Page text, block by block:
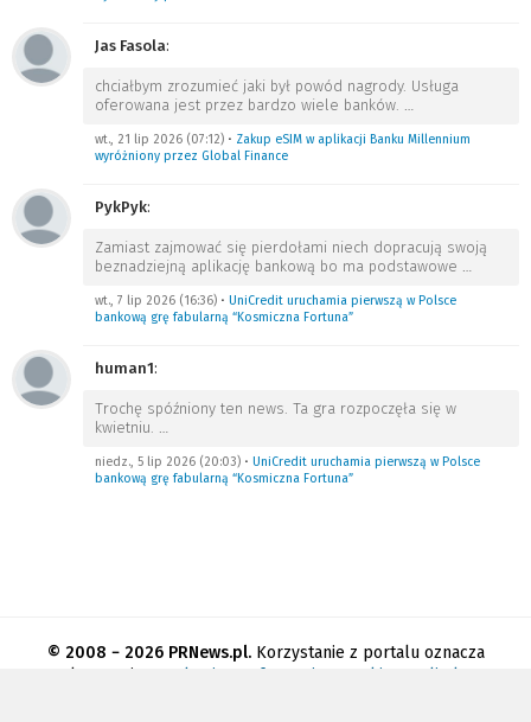
Jas Fasola:
chciałbym zrozumieć jaki był powód nagrody. Usługa
oferowana jest przez bardzo wiele banków. …
wt., 21 lip 2026 (07:12) • Zakup eSIM w aplikacji Banku Millennium
wyróżniony przez Global Finance
PykPyk:
Zamiast zajmować się pierdołami niech dopracują swoją
beznadziejną aplikację bankową bo ma podstawowe …
wt., 7 lip 2026 (16:36) • UniCredit uruchamia pierwszą w Polsce
bankową grę fabularną “Kosmiczna Fortuna”
human1:
Trochę spóźniony ten news. Ta gra rozpoczęła się w
kwietniu. …
niedz., 5 lip 2026 (20:03) • UniCredit uruchamia pierwszą w Polsce
bankową grę fabularną “Kosmiczna Fortuna”
© 2008 − 2026 PRNews.pl.Korzystanie z portalu oznacza
akceptację
regulaminu Informacja o cookies
Polityka